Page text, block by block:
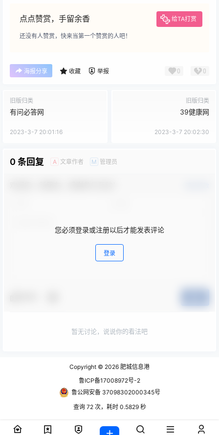
点点赞赏，手留余香 给TA打赏
还没有人赞赏，快来当第一个赞赏的人吧！
海报分享 收藏 举报 0 0
旧版归类
有问必答网
2023-3-7 20:01:16
旧版归类
39健康网
2023-3-7 20:02:30
0 条回复 A 文章作者 M 管理员
您必须登录或注册以后才能发表评论
登录
暂无讨论，说说你的看法吧
Copyright © 2026 肥城信息港
鲁ICP备17008972号-2
鲁公网安备 37098302000345号
查询 72 次，耗时 0.5829 秒